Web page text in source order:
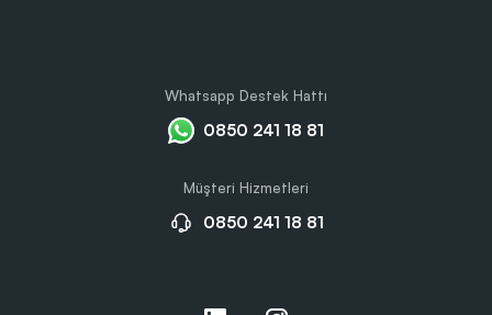
Whatsapp Destek Hattı
0850 241 18 81
Müşteri Hizmetleri
0850 241 18 81